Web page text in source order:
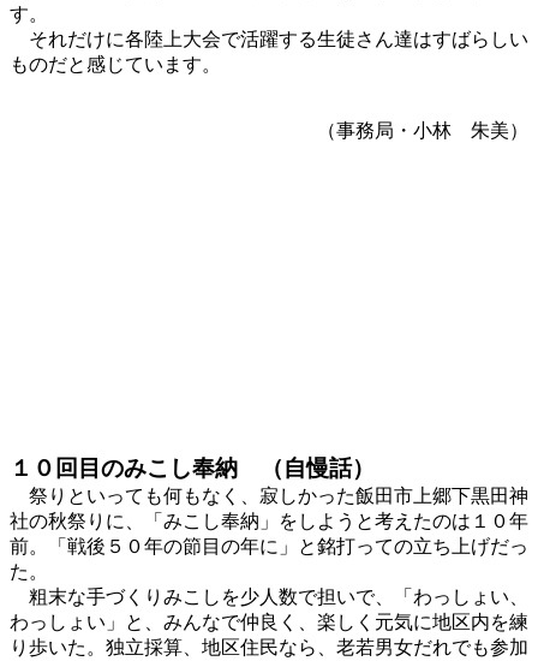
す。
それだけに各陸上大会で活躍する生徒さん達はすばらしい
ものだと感じています。
（事務局・小林 朱美）
１０回目のみこし奉納 （自慢話）
祭りといっても何もなく、寂しかった飯田市上郷下黒田神
社の秋祭りに、「みこし奉納」をしようと考えたのは１０年
前。「戦後５０年の節目の年に」と銘打っての立ち上げだっ
た。
粗末な手づくりみこしを少人数で担いで、「わっしょい、
わっしょい」と、みんなで仲良く、楽しく元気に地区内を練
り歩いた。独立採算、地区住民なら、老若男女だれでも参加